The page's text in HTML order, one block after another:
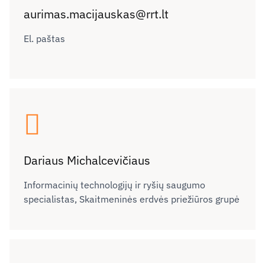
aurimas.macijauskas@rrt.lt
El. paštas
Dariaus Michalcevičiaus
Informacinių technologijų ir ryšių saugumo
specialistas, Skaitmeninės erdvės priežiūros grupė